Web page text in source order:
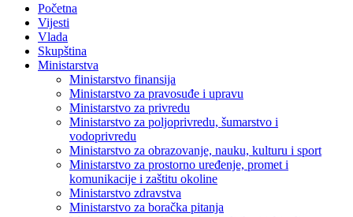
Početna
Vijesti
Vlada
Skupština
Ministarstva
Ministarstvo finansija
Ministarstvo za pravosuđe i upravu
Ministarstvo za privredu
Ministarstvo za poljoprivredu, šumarstvo i
vodoprivredu
Ministarstvo za obrazovanje, nauku, kulturu i sport
Ministarstvo za prostorno uređenje, promet i
komunikacije i zaštitu okoline
Ministarstvo zdravstva
Ministarstvo za boračka pitanja